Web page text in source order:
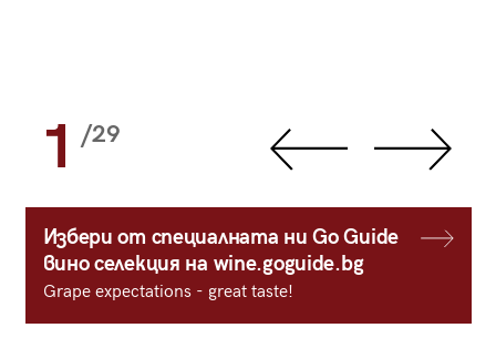
1 /29
Избери от специалната ни Go Guide
вино селекция на wine.goguide.bg
Grape expectations - great taste!